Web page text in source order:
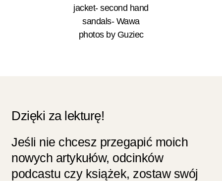
jacket- second hand
sandals- Wawa
photos by Guziec
Dzięki za lekturę!
Jeśli nie chcesz przegapić moich
nowych artykułów, odcinków
podcastu czy książek, zostaw swój